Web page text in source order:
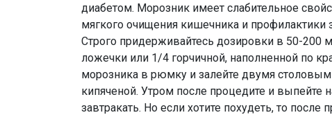
диабетом. Морозник имеет слабительное
мягкого очищения кишечника и профилактики
Строго придерживайтесь дозировки в 50-200
ложечки или 1/4 горчичной, наполненной по
морозника в рюмку и залейте двумя
кипяченой. Утром после процедите и выпейте
завтракать. Но если хотите похудеть, то после